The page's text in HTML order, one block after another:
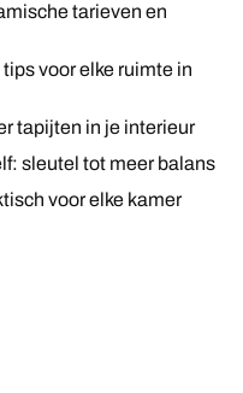
tarieven en
voor elke ruimte in
tapijten in je interieur
sleutel tot meer balans
voor elke kamer